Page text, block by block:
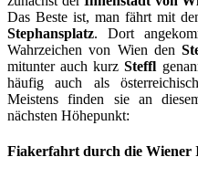
Das Beste ist, man fährt mit
Stephansplatz. Dort
Wahrzeichen von Wien den
mitunter auch kurzSteffl
häufig auch als
Meistens finden sie an
nächsten Höhepunkt:
Fiakerfahrt durch die Wiener